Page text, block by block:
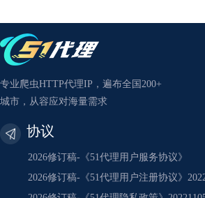
专业爬虫HTTP代理IP，遍布全国200+
城市，从容应对海量需求
协议
2026修订稿-《51代理用户服务协议》
2026修订稿-《51代理用户注册协议》